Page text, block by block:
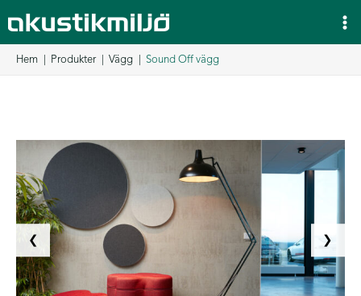
till
innehåll
Hem Produkter Vägg Sound Off vägg
❮ ❯